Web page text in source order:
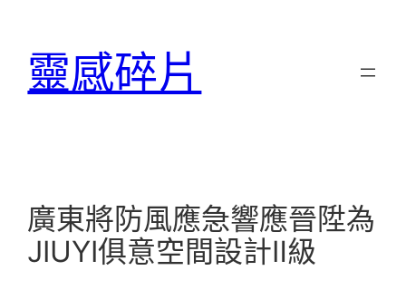
靈感碎片
廣東將防風應急響應晉陞為
JIUYI俱意空間設計Ⅱ級